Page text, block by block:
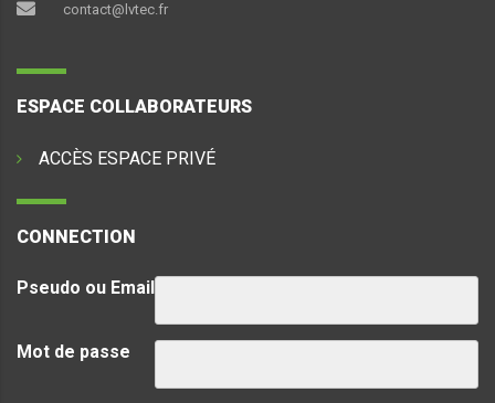
contact@lvtec.fr
ESPACE COLLABORATEURS
ACCÈS ESPACE PRIVÉ
CONNECTION
Pseudo ou Email
Mot de passe